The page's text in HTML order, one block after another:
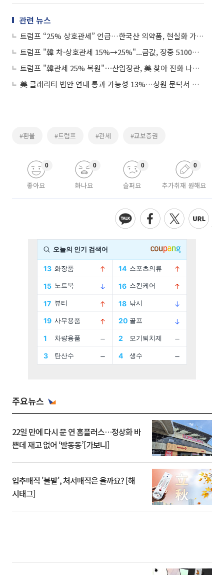
관련 뉴스
트럼프 “25% 상호관세” 언급…한국산 의약품, 현실화 가능성은 ‘미지수’
트럼프 "韓 차·상호관세 15%→25%"...금값, 장중 5100달러 外
트럼프 "韓관세 25% 복원"⋯산업장관, 美 찾아 진화 나선다
美 클래리티 법안 연내 통과 가능성 13%…상원 문턱서 제동
#환율 #트럼프 #관세 #교보증권
좋아요
0
화나요
0
슬퍼요
0
추가취재 원해요
0
주요뉴스
22일 만에 다시 문 연 홈플러스…정상화 바
쁜데 재고 없어 ‘발동동’[가보니]
입추매직 '불발', 처서매직은 올까요? [해
시태그]